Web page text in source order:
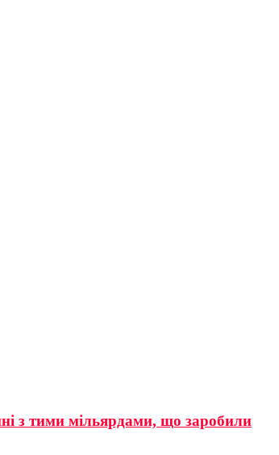
з тими мільярдами, що заробили